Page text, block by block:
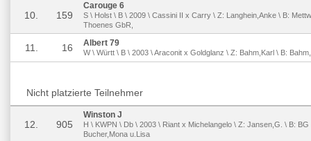
10. 159
Carouge 6
S \ Holst \ B \ 2009 \ Cassini II x Carry \ Z: Langhein,Anke \ B:
Thoenes GbR,
11. 16 Albert 79
W \ Württ \ B \ 2003 \ Araconit x Goldglanz \ Z: Bahm,Karl \ B:
Nicht platzierte Teilnehmer
12. 905
Winston J
H \ KWPN \ Db \ 2003 \ Riant x Michelangelo \ Z: Jansen,G. \ B: BG
Bucher,Mona u.Lisa